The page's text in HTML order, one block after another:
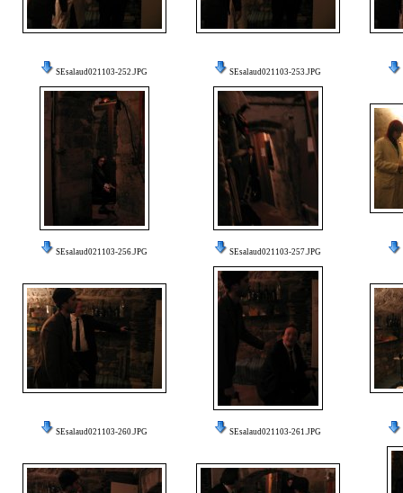
SEsalaud021103-252.JPG SEsalaud021103-253.JPG
SEsalaud021103-256.JPG SEsalaud021103-257.JPG
SEsalaud021103-260.JPG SEsalaud021103-261.JPG